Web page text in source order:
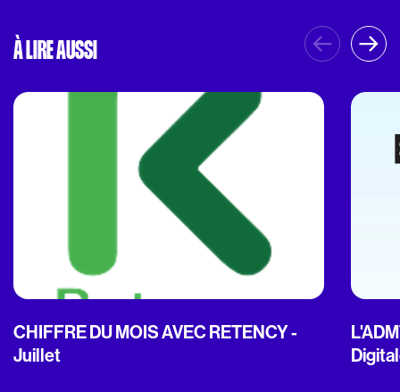
À LIRE AUSSI
CHIFFRE DU MOIS AVEC RETENCY -
Juillet